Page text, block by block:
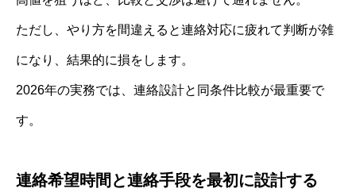
ただし、やり方を間違えると連絡対応に疲れて判断が雑
になり、結果的に損をします。
2026年の実務では、連絡設計と同条件比較が最重要で
す。
連絡希望時間と連絡手段を最初に設計する